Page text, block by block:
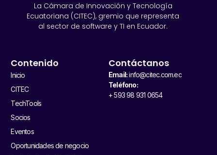
La Cámara de Innovación y Tecnología
Ecuatoriana (CITEC), gremio que representa
al sector de software y TI en Ecuador.
Contenido
Inicio
CITEC
TechTools
Socios
Eventos
Oportunidades de negocio
Contáctanos
Email:info@citec.com.ec
Teléfono:
+ 593 98 931 0654